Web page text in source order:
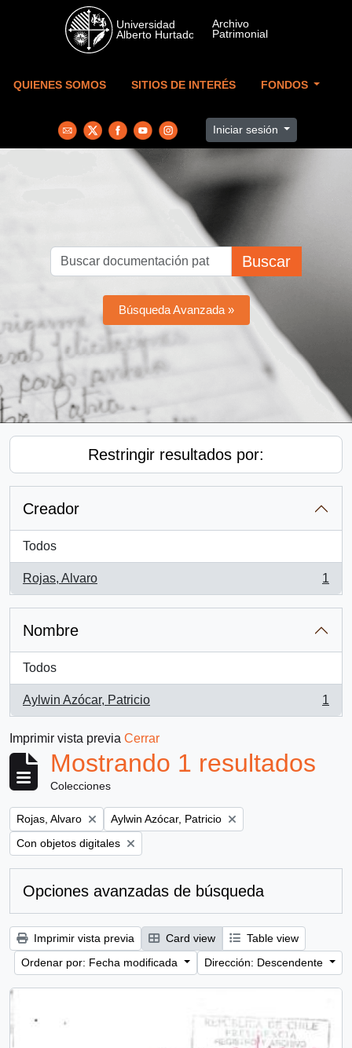
Skip to main content
QUIENES SOMOS SITIOS DE INTERÉS FONDOS
Iniciar sesión
Buscar
Búsqueda Avanzada »
Restringir resultados por:
Creador
Todos
Rojas, Alvaro
, 1 resultados
1
Nombre
Todos
Aylwin Azócar, Patricio
, 1 resultados
1
Imprimir vista previa Cerrar
Mostrando 1 resultados
Colecciones
Remove filter:
Rojas, Alvaro Remove filter:
Aylwin Azócar, Patricio
Remove filter:
Con objetos digitales
Opciones avanzadas de búsqueda
Imprimir vista previa Card view
Table view
Ordenar por: Fecha modificada
Dirección: Descendente